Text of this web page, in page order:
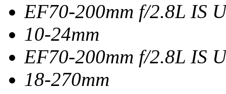
EF70-200mm f/2.8L IS
10-24mm
EF70-200mm f/2.8L IS
18-270mm